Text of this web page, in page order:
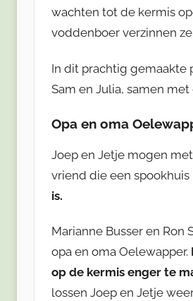
wachten tot de kermis
voddenboer verzinnen
In dit prachtig gemaakte
Sam en Julia, samen
Opa en oma
Joep en Jetje mogen
vriend die een spookhuis
is.
Marianne Busser en
opa en oma Oelewapper.
op de kermis enger te
lossen Joep en Jetje